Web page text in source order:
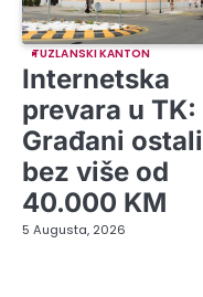
TUZLANSKI KANTON
Internetska
prevara u TK:
Građani ostali
bez više od
40.000 KM
5 Augusta, 2026